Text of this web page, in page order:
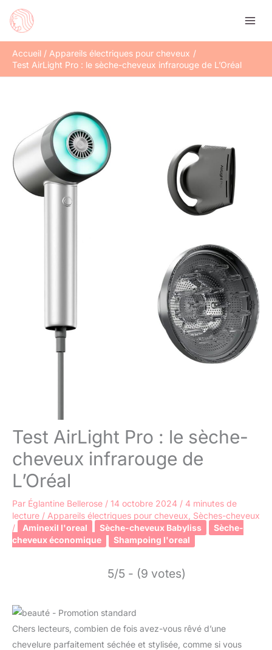
Accueil
Appareils électriques pour cheveux
Test AirLight Pro : le sèche-cheveux infrarouge de L’Oréal
Test AirLight Pro : le sèche-
cheveux infrarouge de
L’Oréal
Par Églantine Bellerose / 14 octobre 2024 / 4 minutes de
lecture / Appareils électriques pour cheveux, Sèches-cheveux
/
Aminexil l'oreal Sèche-cheveux Babyliss
Sèche-
cheveux économique
Shampoing l'oreal
5/5 - (9 votes)
Chers lecteurs, combien de fois avez-vous rêvé d’une
chevelure parfaitement séchée et stylisée, comme si vous
Rechercher